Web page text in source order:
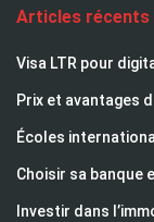
Articles récents
Visa LTR pour
Prix et avantages
Écoles
Choisir sa banque
Investir dans